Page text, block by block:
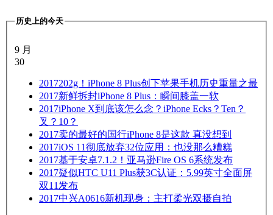
历史上的今天
9 月
30
2017202g！iPhone 8 Plus创下苹果手机历史重量之最
2017新鲜拆封iPhone 8 Plus：瞬间膝盖一软
2017iPhone X到底该怎么念？iPhone Ecks？Ten？
叉？10？
2017卖的最好的国行iPhone 8是这款 真没想到
2017iOS 11彻底放弃32位应用：也没那么糟糕
2017基于安卓7.1.2！亚马逊Fire OS 6系统发布
2017疑似HTC U11 Plus获3C认证：5.99英寸全面屏
双11发布
2017中兴A0616新机现身：主打柔光双摄自拍